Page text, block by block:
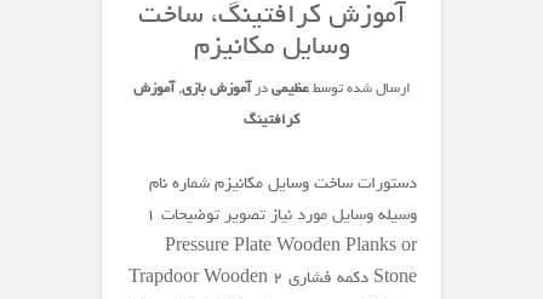
آموزش کرافتینگ، ساخت
وسایل مکانیزم
ارسال شده توسطعظیمی درآموزش بازی,آموزش
کرافتینگ
دستورات ساخت وسایل مکانیزم شماره نام
وسیله وسایل مورد نیاز تصویر توضیحات ۱
Pressure Plate Wooden Planks or
Stone دکمه فشاری ۲ Trapdoor Wooden